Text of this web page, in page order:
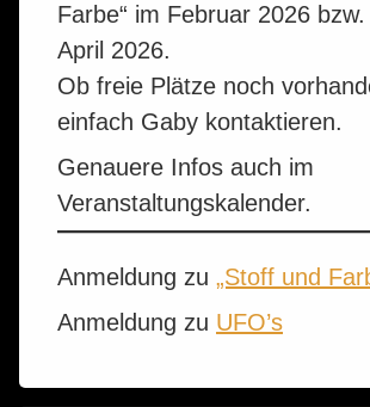
Farbe“ im Februar 2026 bzw.
April 2026.
Ob freie Plätze noch
einfach Gaby kontaktieren.
Genauere Infos auch im
Veranstaltungskalender.
Anmeldung zu „Stoff und
Anmeldung zu UFO’s